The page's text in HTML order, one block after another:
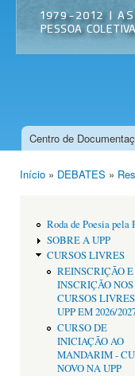
Menu principal
Centro de
Início » DEBATES »
Roda de Poesia pela
SOBRE A UPP
CURSOS LIVRES
REINSCRIÇÃO E
INSCRIÇÃO NOS
CURSOS
UPP EM 2026/
CURSO DE
INICIAÇÃO AO
MANDARIM -
NOVO NA UPP